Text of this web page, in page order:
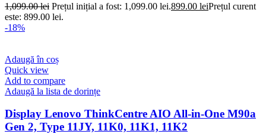
1,099.00lei Prețul inițial a fost: 1,099.00 lei.899.00 leiPrețul curent
este: 899.00 lei.
-18%
Adaugă în coș
Quick view
Add to compare
Adaugă la lista de dorințe
Display Lenovo ThinkCentre AIO All-in-One M90a
Gen 2, Type 11JY, 11K0, 11K1, 11K2